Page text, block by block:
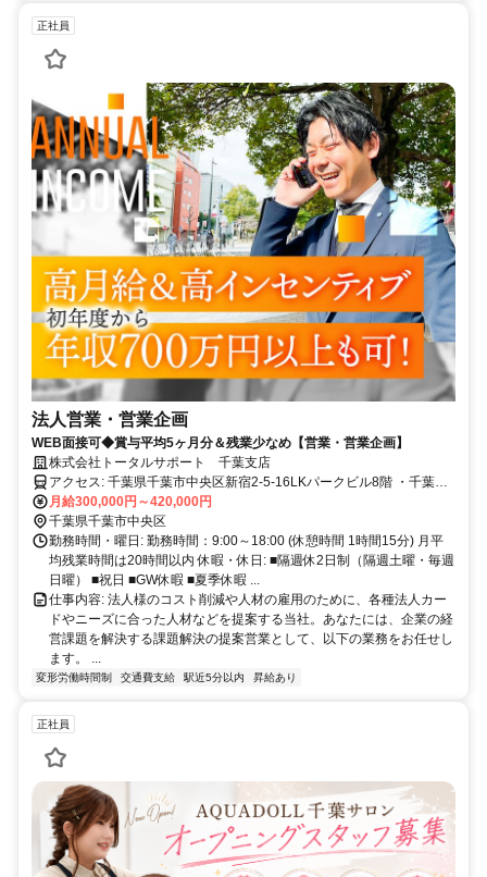
正社員
法人営業・営業企画
WEB面接可◆賞与平均5ヶ月分＆残業少なめ【営業・営業企画】
株式会社トータルサポート 千葉支店
アクセス: 千葉県千葉市中央区新宿2-5-16LKパークビル8階 ・千葉
月給300,000円～420,000円
千葉県千葉市中央区
勤務時間・曜日: 勤務時間：9:00～18:00 (休憩時間 1時間15分) 月平
均残業時間は20時間以内 休暇・休日: ■隔週休2日制（隔週土曜・毎週
日曜） ■祝日 ■GW休暇 ■夏季休暇 ...
仕事内容: 法人様のコスト削減や人材の雇用のために、各種法人カー
ドやニーズに合った人材などを提案する当社。あなたには、企業の経
営課題を解決する課題解決の提案営業として、以下の業務をお任せし
ます。 ...
変形労働時間制 交通費支給 駅近5分以内 昇給あり
正社員